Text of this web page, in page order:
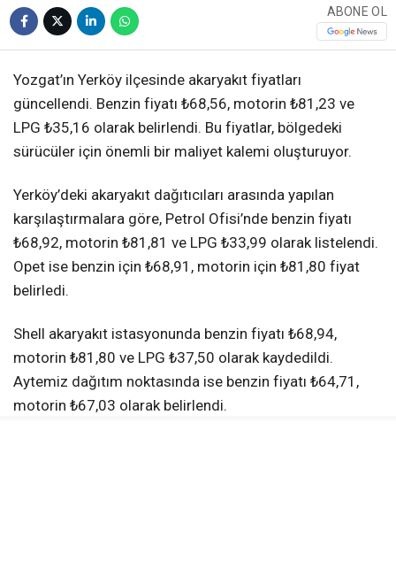
ABONE OL
Yozgat’ın Yerköy ilçesinde akaryakıt fiyatları
güncellendi. Benzin fiyatı ₺68,56, motorin ₺81,23 ve
LPG ₺35,16 olarak belirlendi. Bu fiyatlar, bölgedeki
sürücüler için önemli bir maliyet kalemi oluşturuyor.
Yerköy’deki akaryakıt dağıtıcıları arasında yapılan
karşılaştırmalara göre, Petrol Ofisi’nde benzin fiyatı
₺68,92, motorin ₺81,81 ve LPG ₺33,99 olarak listelendi.
Opet ise benzin için ₺68,91, motorin için ₺81,80 fiyat
belirledi.
Shell akaryakıt istasyonunda benzin fiyatı ₺68,94,
motorin ₺81,80 ve LPG ₺37,50 olarak kaydedildi.
Aytemiz dağıtım noktasında ise benzin fiyatı ₺64,71,
motorin ₺67,03 olarak belirlendi.